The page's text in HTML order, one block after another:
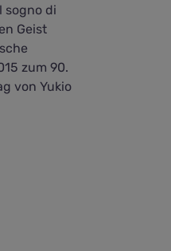
sogno di
Geist
zum 90.
von Yukio